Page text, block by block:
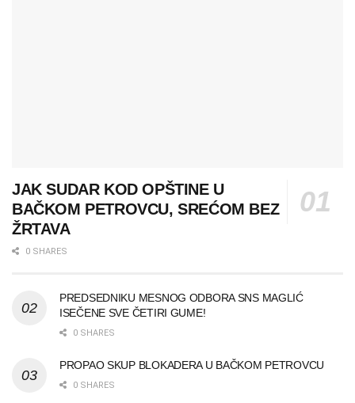
JAK SUDAR KOD OPŠTINE U
BAČKOM PETROVCU, SREĆOM BEZ
ŽRTAVA
0 SHARES
PREDSEDNIKU MESNOG ODBORA SNS MAGLIĆ
ISEČENE SVE ČETIRI GUME!
0 SHARES
PROPAO SKUP BLOKADERA U BAČKOM PETROVCU
0 SHARES